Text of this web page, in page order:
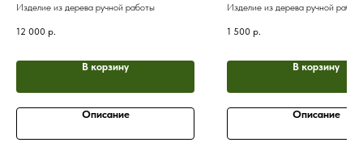
Изделие из дерева ручной работы
12 000 р.
В корзину
Описание
Изделие из дерева ручной
1 500 р.
В корзину
Описание